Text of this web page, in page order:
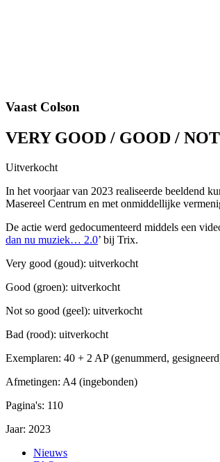
Vaast Colson
VERY GOOD / GOOD /
Uitverkocht
In het voorjaar van 2023 realiseerde beeldend
Masereel Centrum en met onmiddellijke
De actie werd gedocumenteerd middels een
dan nu muziek… 2.0’ bij Trix.
Very good (goud): uitverkocht
Good (groen): uitverkocht
Not so good (geel): uitverkocht
Bad (rood): uitverkocht
Exemplaren: 40 + 2 AP (genummerd,
Afmetingen: A4 (ingebonden)
Pagina's: 110
Jaar: 2023
Nieuws